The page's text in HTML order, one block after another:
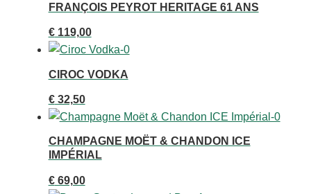
FRANÇOIS PEYROT HERITAGE 61 ANS
€119,00
CIROC VODKA
€32,50
CHAMPAGNE MOËT & CHANDON ICE
IMPÉRIAL
€69,00